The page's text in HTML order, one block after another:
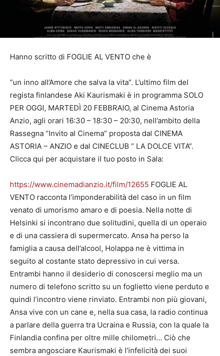
Hanno scritto di FOGLIE AL VENTO che è
“un inno all’Amore che salva la vita”. L’ultimo film del
regista finlandese Aki Kaurismaki è in programma SOLO
PER OGGI, MARTEDÌ 20 FEBBRAIO, al Cinema Astoria
Anzio, agli orari 16:30 – 18:30 – 20:30, nell’ambito della
Rassegna “Invito al Cinema” proposta dal CINEMA
ASTORIA – ANZIO e dal CINECLUB ” LA DOLCE VITA”.
Clicca qui per acquistare il tuo posto in Sala:
https://www.cinemadianzio.it/film/12655 FOGLIE AL
VENTO racconta l’imponderabilità del caso in un film
venato di umorismo amaro e di poesia. Nella notte di
Helsinki si incontrano due solitudini, quella di un operaio
e di una cassiera di supermercato. Ansa ha perso la
famiglia a causa dell’alcool, Holappa ne è vittima in
seguito al costante stato depressivo in cui versa.
Entrambi hanno il desiderio di conoscersi meglio ma un
numero di telefono scritto su un foglietto viene perduto e
quindi l’incontro viene rinviato. Entrambi non più giovani,
Ansa vive con un cane e, nella sua casa, la radio continua
a parlare della guerra tra Ucraina e Russia, con la quale la
Finlandia confina per oltre mille chilometri… Ciò che
sembra angosciare Kaurismaki è l’infelicità dei suoi